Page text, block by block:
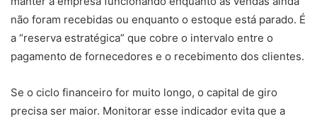
não foram recebidas ou enquanto o estoque está parado. É
a “reserva estratégica” que cobre o intervalo entre o
pagamento de fornecedores e o recebimento dos clientes.
Se o ciclo financeiro for muito longo, o capital de giro
precisa ser maior. Monitorar esse indicador evita que a